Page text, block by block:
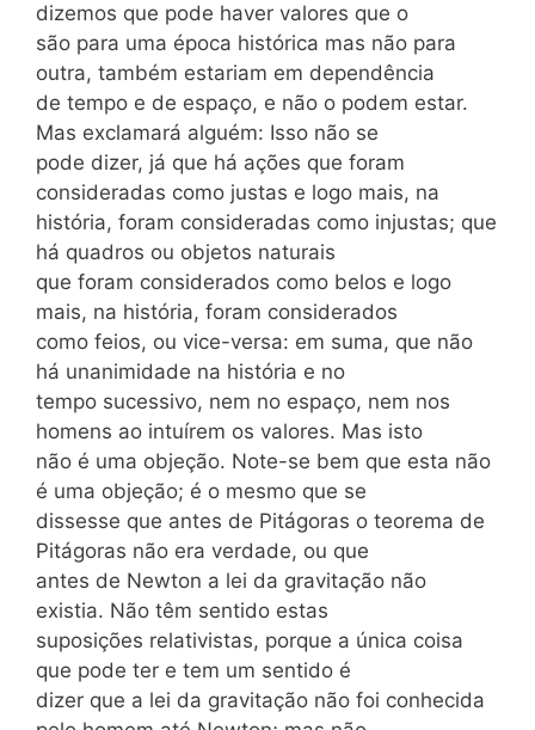
dizemos que pode haver valores que o
são para uma época histórica mas não para
outra, também estariam em dependência
de tempo e de espaço, e não o podem estar.
Mas exclamará alguém: Isso não se
pode dizer, já que há ações que foram
consideradas como justas e logo mais, na
história, foram consideradas como injustas; que
há quadros ou objetos naturais
que foram considerados como belos e logo
mais, na história, foram considerados
como feios, ou vice-versa: em suma, que não
há unanimidade na história e no
tempo sucessivo, nem no espaço, nem nos
homens ao intuírem os valores. Mas isto
não é uma objeção. Note-se bem que esta não
é uma objeção; é o mesmo que se
dissesse que antes de Pitágoras o teorema de
Pitágoras não era verdade, ou que
antes de Newton a lei da gravitação não
existia. Não têm sentido estas
suposições relativistas, porque a única coisa
que pode ter e tem um sentido é
dizer que a lei da gravitação não foi conhecida